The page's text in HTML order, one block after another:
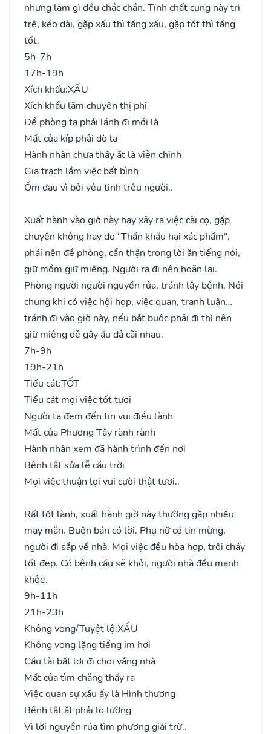
nhưng làm gì đều chắc chắn. Tính chất cung này trì
trệ, kéo dài, gặp xấu thì tăng xấu, gặp tốt thì tăng
tốt.
5h-7h
17h-19h
Xích khẩu:XẤU
Xích khẩu lắm chuyên thị phi
Đề phòng ta phải lánh đi mới là
Mất của kíp phải dò la
Hành nhân chưa thấy ắt là viễn chinh
Gia trạch lắm việc bất bình
Ốm đau vì bởi yêu tinh trêu người..
Xuất hành vào giờ này hay xảy ra việc cãi cọ, gặp
chuyện không hay do "Thần khẩu hại xác phầm",
phải nên đề phòng, cẩn thận trong lời ăn tiếng nói,
giữ mồm giữ miệng. Người ra đi nên hoãn lại.
Phòng người người nguyền rủa, tránh lây bệnh. Nói
chung khi có việc hội họp, việc quan, tranh luận…
tránh đi vào giờ này, nếu bắt buộc phải đi thì nên
giữ miệng dễ gây ẩu đả cãi nhau.
7h-9h
19h-21h
Tiểu cát:TỐT
Tiểu cát mọi việc tốt tươi
Người ta đem đến tin vui điều lành
Mất của Phương Tây rành rành
Hành nhân xem đã hành trình đến nơi
Bệnh tật sửa lễ cầu trời
Mọi việc thuận lợi vui cười thật tươi..
Rất tốt lành, xuất hành giờ này thường gặp nhiều
may mắn. Buôn bán có lời. Phụ nữ có tin mừng,
người đi sắp về nhà. Mọi việc đều hòa hợp, trôi chảy
tốt đẹp. Có bệnh cầu sẽ khỏi, người nhà đều mạnh
khỏe.
9h-11h
21h-23h
Không vong/Tuyệt lộ:XẤU
Không vong lặng tiếng im hơi
Cầu tài bất lợi đi chơi vắng nhà
Mất của tìm chẳng thấy ra
Việc quan sự xấu ấy là Hình thương
Bệnh tật ắt phải lo lường
Vì lời nguyền rủa tìm phương giải trừ..